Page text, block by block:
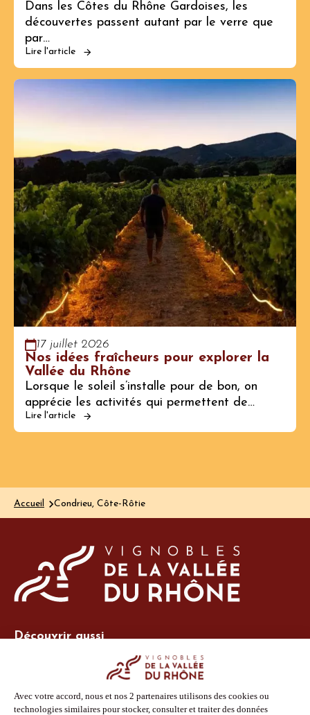
Dans les Côtes du Rhône Gardoises, les
découvertes passent autant par le verre que
par…
Lire l'article
17 juillet 2026
Nos idées fraîcheurs pour explorer la
Vallée du Rhône
Lorsque le soleil s’installe pour de bon, on
apprécie les activités qui permettent de…
Lire l'article
Accueil Condrieu, Côte-Rôtie
Découvrir aussi
Espace adhérent
Espace presse